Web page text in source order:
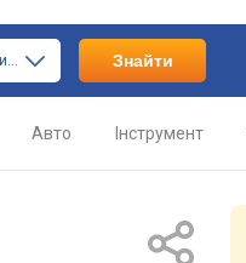
тільки наручні годинники Знайти
Авто Інструмент